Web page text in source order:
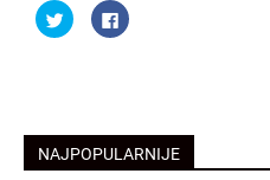
Podijeli
na
Twitteru
Klikom
podijelite
NAJPOPULARNIJE